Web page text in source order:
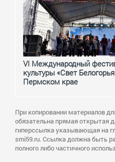
VI Международный
культуры «Свет
Пермском крае
При копировании материалов
обязательна прямая открытая
гиперссылка указывающая на
smi59.ru. Ссылка должна быть
полного либо частичного